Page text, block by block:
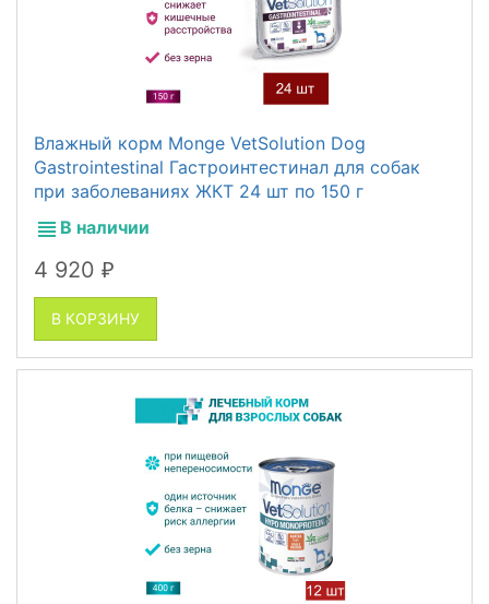
Влажный корм Monge VetSolution Dog
Gastrointestinal Гастроинтестинал для собак
при заболеваниях ЖКТ 24 шт по 150 г
В наличии
4 920 ₽
В КОРЗИНУ